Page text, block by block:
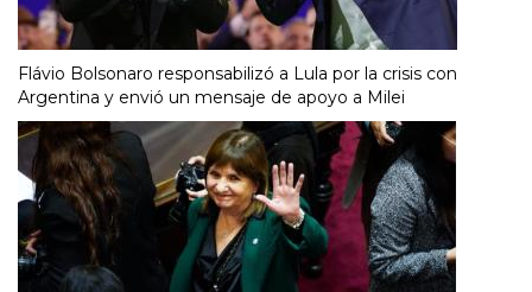
Flávio Bolsonaro responsabilizó a Lula por la crisis con
Argentina y envió un mensaje de apoyo a Milei